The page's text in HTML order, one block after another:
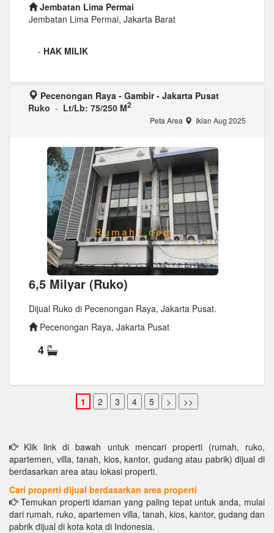
Jembatan Lima Permai
Jembatan Lima Permai, Jakarta Barat
- HAK MILIK
Pecenongan Raya - Gambir - Jakarta Pusat
Ruko - Lt/Lb: 75/250 M2
Peta Area Iklan Aug 2025
6,5 Milyar (Ruko)
Dijual Ruko di Pecenongan Raya, Jakarta Pusat.
Pecenongan Raya, Jakarta Pusat
4
Klik link di bawah untuk mencari properti (rumah, ruko,
apartemen, villa, tanah, kios, kantor, gudang atau pabrik) dijual di
berdasarkan area atau lokasi properti.
Cari properti dijual berdasarkan area properti
Temukan properti idaman yang paling tepat untuk anda, mulai
dari rumah, ruko, apartemen villa, tanah, kios, kantor, gudang dan
pabrik dijual di kota kota di Indonesia.